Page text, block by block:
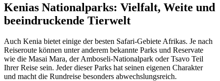
Kenias Nationalparks: Vielfalt, Weite und
beeindruckende Tierwelt
Auch Kenia bietet einige der besten Safari-Gebiete Afrikas. Je nach
Reiseroute können unter anderem bekannte Parks und Reservate
wie die Masai Mara, der Amboseli-Nationalpark oder Tsavo Teil
Ihrer Reise sein. Jeder dieser Parks hat seinen eigenen Charakter
und macht die Rundreise besonders abwechslungsreich.